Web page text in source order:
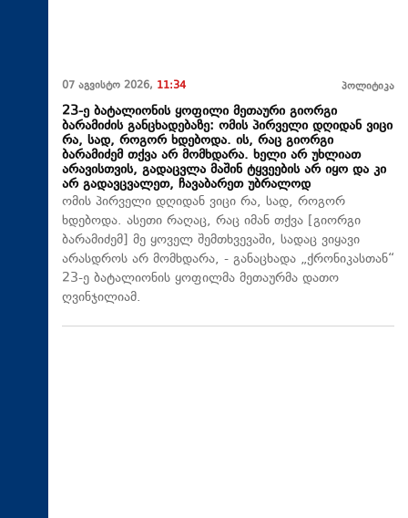
07 აგვისტო 2026, 11:34 პოლიტიკა
23-ე ბატალიონის ყოფილი მეთაური გიორგი
ბარამიძის განცხადებაზე: ომის პირველი დღიდან ვიცი
რა, სად, როგორ ხდებოდა. ის, რაც გიორგი
ბარამიძემ თქვა არ მომხდარა. ხელი არ უხლიათ
არავისთვის, გადაცვლა მაშინ ტყვეების არ იყო და კი
არ გადავცვალეთ, ჩავაბარეთ უბრალოდ
ომის პირველი დღიდან ვიცი რა, სად, როგორ
ხდებოდა. ასეთი რაღაც, რაც იმან თქვა [გიორგი
ბარამიძემ] მე ყოველ შემთხვევაში, სადაც ვიყავი
არასდროს არ მომხდარა, - განაცხადა „ქრონიკასთან“
23-ე ბატალიონის ყოფილმა მეთაურმა დათო
ღვინჯილიამ.